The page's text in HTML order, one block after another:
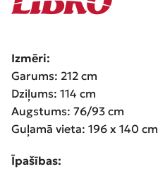
Izmēri:
Garums: 212 cm
Dziļums: 114 cm
Augstums: 76/93 cm
Guļamā vieta: 196 x 140 cm
Īpašības: